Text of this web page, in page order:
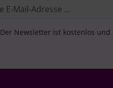
Der Newsletter ist kostenlos